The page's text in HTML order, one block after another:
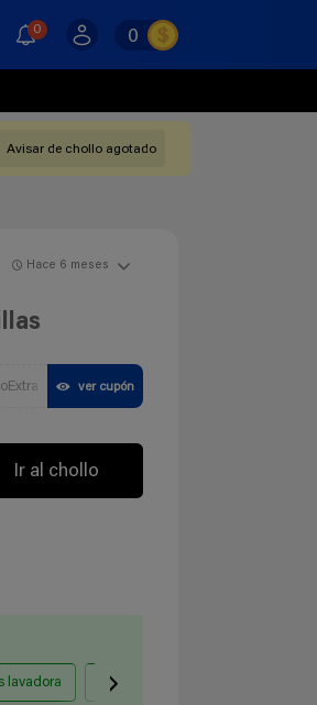
0 0
Avisar de chollo agotado
Hace 6 meses
ver cupón
Ir al chollo
lavadora